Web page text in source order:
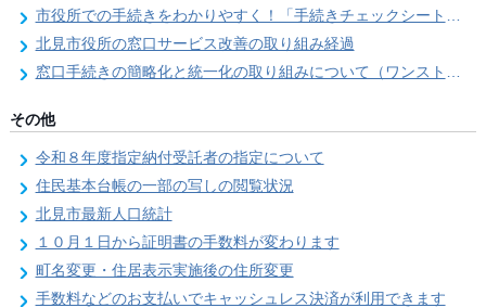
市役所での手続きをわかりやすく！「手続きチェックシート」を導入しました
北見市役所の窓口サービス改善の取り組み経過
窓口手続きの簡略化と統一化の取り組みについて（ワンストップサービス推進事業）
その他
令和８年度指定納付受託者の指定について
住民基本台帳の一部の写しの閲覧状況
北見市最新人口統計
１０月１日から証明書の手数料が変わります
町名変更・住居表示実施後の住所変更
手数料などのお支払いでキャッシュレス決済が利用できます